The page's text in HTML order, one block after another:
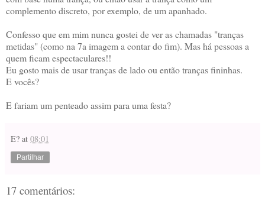
complemento discreto, por exemplo, de um apanhado.
Confesso que em mim nunca gostei de ver as chamadas "tranças
metidas" (como na 7a imagem a contar do fim). Mas há pessoas a
quem ficam espectaculares!!
Eu gosto mais de usar tranças de lado ou então tranças fininhas.
E vocês?
E fariam um penteado assim para uma festa?
E? at 08:01
Partilhar
17 comentários: